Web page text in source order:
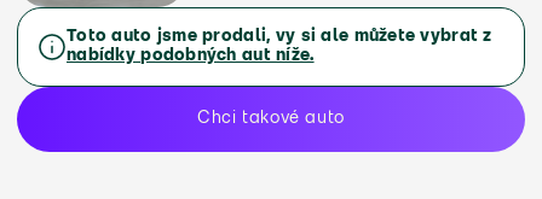
Toto auto jsme prodali, vy si ale můžete vybrat z
nabídky podobných aut níže.
Chci takové auto